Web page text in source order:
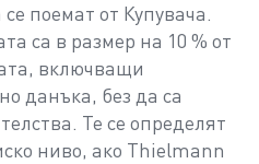
поемат от Купувача.
са в размер на 10 % от
включващи
данъка, без да са
Те се определят
ниво, ако Thielmann